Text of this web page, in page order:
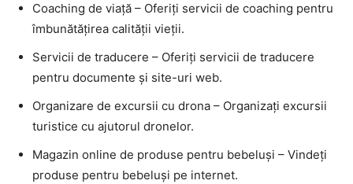
Coaching de viață – Oferiți servicii de coaching pentru
îmbunătățirea calității vieții.
Servicii de traducere – Oferiți servicii de traducere
pentru documente și site-uri web.
Organizare de excursii cu drona – Organizați excursii
turistice cu ajutorul dronelor.
Magazin online de produse pentru bebeluși – Vindeți
produse pentru bebeluși pe internet.